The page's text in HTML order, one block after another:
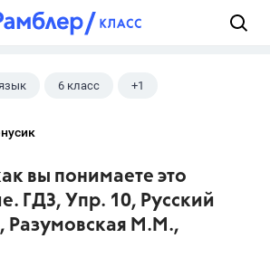
6 класс +1
вы понимаете это
ГДЗ, Упр. 10, Русский
Разумовская М.М.,